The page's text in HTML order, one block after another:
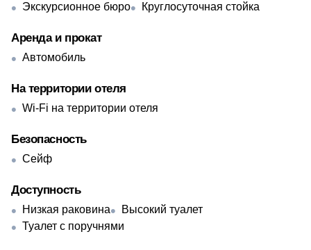
Экскурсионное бюро Круглосуточная стойка
Аренда и прокат
Автомобиль
На территории отеля
Wi-Fi на территории отеля
Безопасность
Сейф
Доступность
Низкая раковина
Высокий туалет
Туалет с поручнями